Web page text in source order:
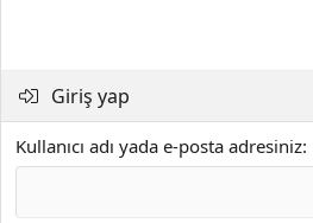
Giriş yap
Kullanıcı adı yada e-posta adresiniz